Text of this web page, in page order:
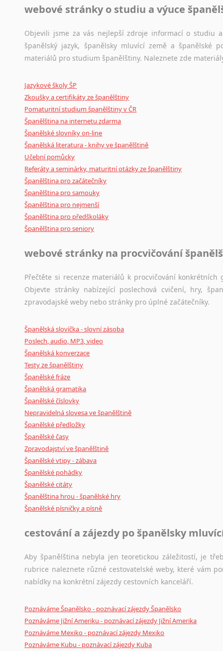
Jazykový korpus je elektronický soubor autentických
původního zdroje textu.
Ostatní pomůcky pro překladatele
poradny a pravidla
webové stránky o studiu a výuce
Objevili jsme za vás nejlepší zdroje informací o studiu
španělský jazyk, španělsky mluvící země a španělské
materiálů pro studium španělštiny. Naleznete zde
Jazykové školy ŠP
Zkoušky a certifikáty ze španělštiny
Pomaturitní studium španělštiny v ČR
Španělština na internetu zdarma
Španělské slovníky on-line
Španělská literatura - knihy ve španělštině
Učební pomůcky
Referáty a seminárky, maturitní otázky ze španělštiny
Španělština pro začátečníky
Španělština pro samouky
Španělština pro nejmenší
Španělština pro předškoláky
Španělština pro seniory
webové stránky na procvičování
Přečtěte si recenze materiálů k procvičování
Objevte stránky nabízející poslechová cvičení, hry,
zpravodajské weby nebo stránky pro úplné začátečníky.
Španělská slovíčka - slovní zásoba
Poslech, audio, MP3, video
Španělská konverzace
Testy ze španělštiny
Španělské fráze
Španělská gramatika
Španělské číslovky
Nepravidelná slovesa ve španělštině
Španělské předložky
Španělské časy
Zpravodajství ve španělštině
Španělské vtipy - zábava
Španělské pohádky
Španělské citáty
Španělština hrou - španělské hry
Španělské písničky a písně
cestování a zájezdy po španělsky
Aby španělština nebyla jen teoretickou záležitostí, je
rubrice naleznete různé cestovatelské weby, které vám
nabídky na konkrétní zájezdy cestovních kanceláří.
Poznáváme Španělsko - poznávací zájezdy Španělsko
Poznáváme Jižní Ameriku - poznávací zájezdy Jižní Amerika
Poznáváme Mexiko - poznávací zájezdy Mexiko
Poznáváme Kubu - poznávací zájezdy Kuba